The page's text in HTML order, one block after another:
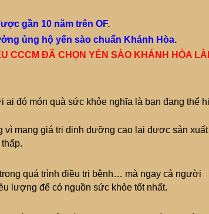
gần 10 năm trên OF.
ủng hộ yến sào chuẩn Khánh Hòa.
CCCM ĐÃ CHỌN YẾN SÀO KHÁNH HÒA
đó món quà sức khỏe nghĩa là bạn đang thể
vì mang giá trị dinh dưỡng cao lại được sản
quá trình điều trị bệnh… mà ngay cả người
lượng để có nguồn sức khỏe tốt nhất.